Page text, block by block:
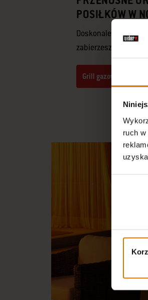
ruch
POSIŁKÓW W
Doskonale
zabierzesz swój grill.
Grill gazowy Weber